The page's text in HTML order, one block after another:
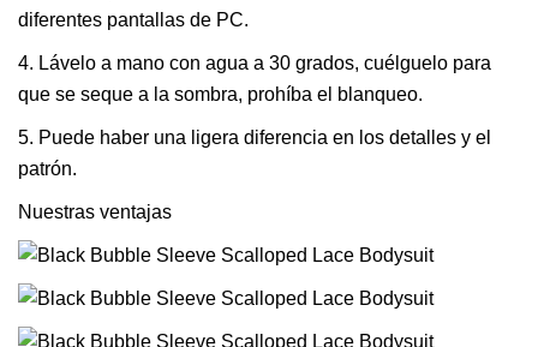
diferentes pantallas de PC.
4. Lávelo a mano con agua a 30 grados, cuélguelo para
que se seque a la sombra, prohíba el blanqueo.
5. Puede haber una ligera diferencia en los detalles y el
patrón.
Nuestras ventajas